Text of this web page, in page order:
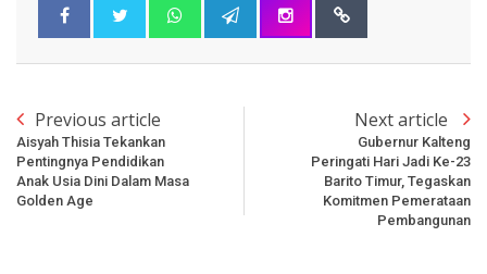
Previous article
Aisyah Thisia Tekankan
Pentingnya Pendidikan
Anak Usia Dini Dalam Masa
Golden Age
Next article
Gubernur Kalteng
Peringati Hari Jadi Ke-23
Barito Timur, Tegaskan
Komitmen Pemerataan
Pembangunan